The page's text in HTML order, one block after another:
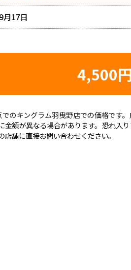
月17日
4,500円
のキングラム羽曳野店での価格です。
金額が異なる場合があります。恐れ入
舗に直接お問い合わせください。